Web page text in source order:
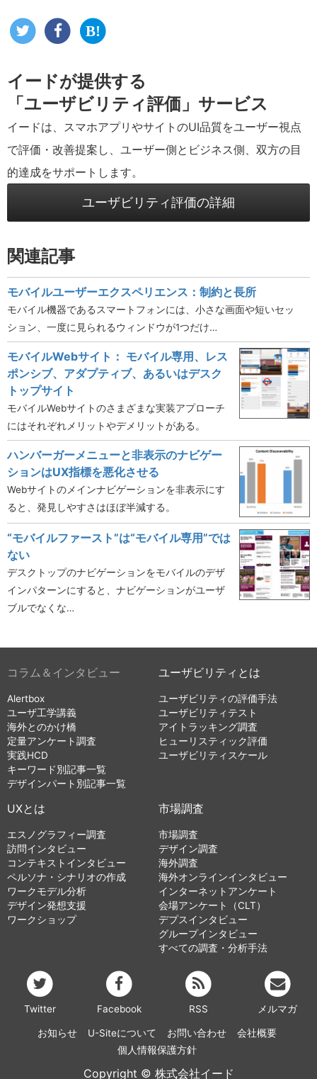
イードが提供する
「ユーザビリティ評価」サービス
イードは、スマホアプリやサイトのUI品質をユーザー視点
で評価・改善提案し、ユーザー側とビジネス側、双方の目
的達成をサポートします。
ユーザビリティ評価の詳細
関連記事
モバイルユーザーエクスペリエンス：制約と長所
モバイル機器であるスマートフォンには、小さな画面や短いセッ
ション、一度に見られるウィンドウが1つだけ…
モバイルWebサイト： モバイル専用、レス
ポンシブ、アダプティブ、あるいはデスク
トップサイト
モバイルWebサイトのさまざまな実装アプローチ
にはそれぞれメリットやデメリットがある。
ハンバーガーメニューと非表示のナビゲー
ションはUX指標を悪化させる
Webサイトのメインナビゲーションを非表示にす
ると、発見しやすさはほぼ半減する。
“モバイルファースト”は“モバイル専用”では
ない
デスクトップのナビゲーションをモバイルのデザ
インパターンにすると、ナビゲーションがユーザ
ブルでなくな…
コラム＆インタビュー
Alertbox
ユーザ工学講義
海外とのかけ橋
定量アンケート調査
実践HCD
キーワード別記事一覧
デザインパート別記事一覧
ユーザビリティとは
ユーザビリティの評価手法
ユーザビリティテスト
アイトラッキング調査
ヒューリスティック評価
ユーザビリティスケール
UXとは
エスノグラフィー調査
訪問インタビュー
コンテキストインタビュー
ペルソナ・シナリオの作成
ワークモデル分析
デザイン発想支援
ワークショップ
市場調査
市場調査
デザイン調査
海外調査
海外オンラインインタビュー
インターネットアンケート
会場アンケート（CLT）
デプスインタビュー
グループインタビュー
すべての調査・分析手法
Twitter Facebook RSS メルマガ
お知らせ U-Siteについて お問い合わせ
会社概要
個人情報保護方針
Copyright © 株式会社イード